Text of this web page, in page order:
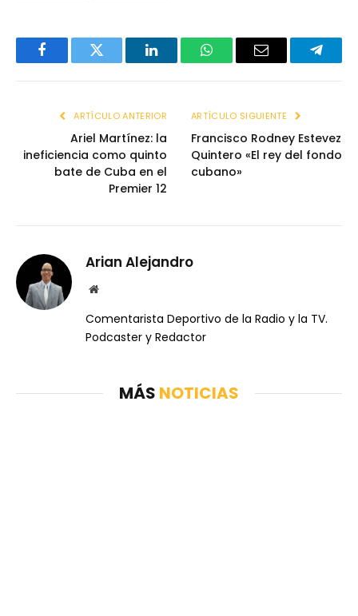
FacebookTwitter LinkedInWhatsAppEmail
ARTÍCULO ANTERIOR
Ariel Martínez: la
ineficiencia como quinto
bate de Cuba en el
Premier 12
ARTÍCULO SIGUIENTE
Francisco Rodney Estevez
Quintero «El rey del fondo
cubano»
Arian Alejandro
Website
Comentarista Deportivo de la Radio y la TV.
Podcaster y Redactor
MÁS NOTICIAS